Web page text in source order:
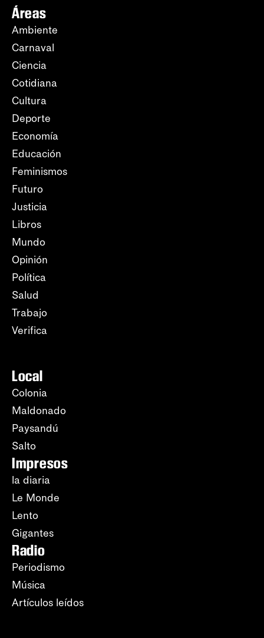
Áreas
Ambiente
Carnaval
Ciencia
Cotidiana
Cultura
Deporte
Economía
Educación
Feminismos
Futuro
Justicia
Libros
Mundo
Opinión
Política
Salud
Trabajo
Verifica
Local
Colonia
Maldonado
Paysandú
Salto
Impresos
la diaria
Le Monde
Lento
Gigantes
Radio
Periodismo
Música
Artículos leídos